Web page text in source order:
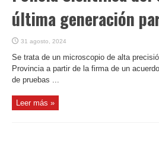
última generación
31 agosto, 2024
Se trata de un microscopio de alta
Provincia a partir de la firma de un
de pruebas ...
Leer más »